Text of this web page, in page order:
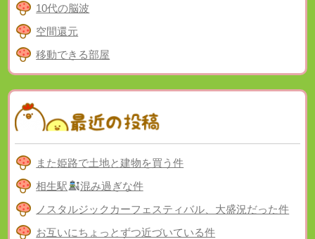
10代の脳波
空間還元
移動できる部屋
また姫路で土地と建物を買う件
相生駅
混み過ぎな件
ノスタルジックカーフェスティバル、大盛況だった件
お互いにちょっとずつ近づいている件